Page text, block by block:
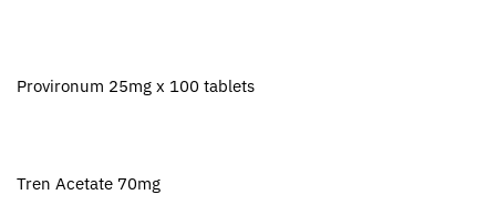
Provironum 25mg x 100 tablets
Tren Acetate 70mg